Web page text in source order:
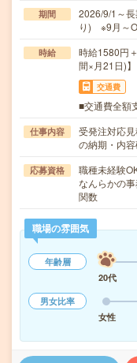
期間
2026/9/1～
り) ※9月～
時給
時給1580円
間×月21日)】
交通費
■交通費全額
仕事内容
受発注対応
の納期・内
応募資格
職種未経験
なんらかの
関数
職場の雰囲気
年齢層
20代
男女比率
女性